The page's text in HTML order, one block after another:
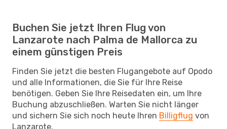
Buchen Sie jetzt Ihren Flug von
Lanzarote nach Palma de Mallorca zu
einem günstigen Preis
Finden Sie jetzt die besten Flugangebote auf Opodo
und alle Informationen, die Sie für Ihre Reise
benötigen. Geben Sie Ihre Reisedaten ein, um Ihre
Buchung abzuschließen. Warten Sie nicht länger
und sichern Sie sich noch heute Ihren Billigflug von
Lanzarote.